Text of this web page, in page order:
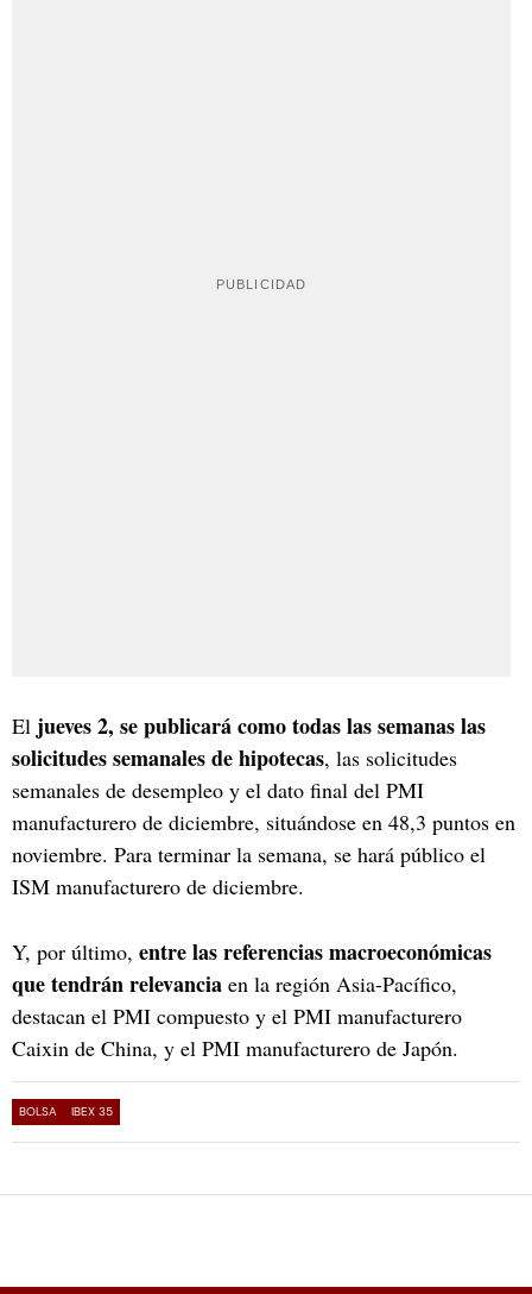
El jueves 2, se publicará como todas las semanas las
solicitudes semanales de hipotecas, las solicitudes
semanales de desempleo y el dato final del PMI
manufacturero de diciembre, situándose en 48,3 puntos en
noviembre. Para terminar la semana, se hará público el
ISM manufacturero de diciembre.
Y, por último, entre las referencias macroeconómicas
que tendrán relevancia en la región Asia-Pacífico,
destacan el PMI compuesto y el PMI manufacturero
Caixin de China, y el PMI manufacturero de Japón.
BOLSA IBEX 35